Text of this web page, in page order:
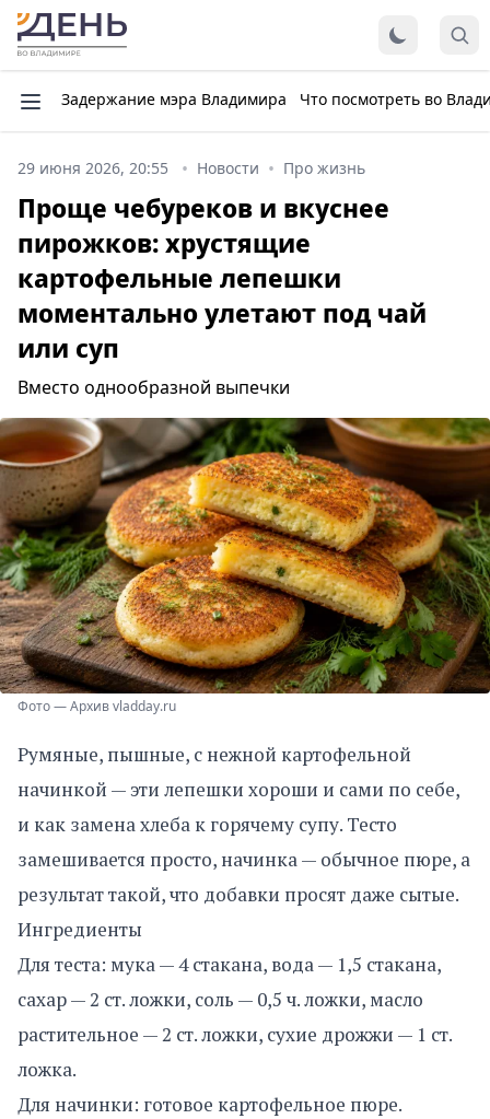
Задержание мэра Владимира Что посмотреть во
29 июня 2026, 20:55 Новости Про жизнь
Проще чебуреков и вкуснее
пирожков: хрустящие
картофельные лепешки
моментально улетают под чай
или суп
Вместо однообразной выпечки
Фото — Архив vladday.ru
Румяные, пышные, с нежной картофельной
начинкой — эти лепешки хороши и сами по себе,
и как замена хлеба к горячему супу. Тесто
замешивается просто, начинка — обычное пюре, а
результат такой, что добавки просят даже сытые.
Ингредиенты
Для теста: мука — 4 стакана, вода — 1,5 стакана,
сахар — 2 ст. ложки, соль — 0,5 ч. ложки, масло
растительное — 2 ст. ложки, сухие дрожжи — 1 ст.
ложка.
Для начинки: готовое картофельное пюре.